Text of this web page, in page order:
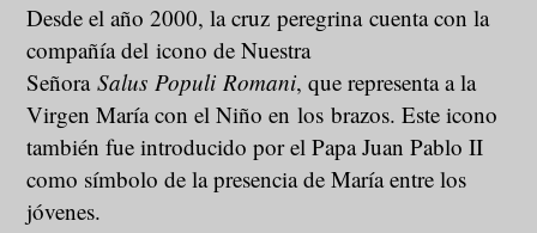
Desde el año 2000, la cruz peregrina cuenta con la
compañía del icono de Nuestra
SeñoraSalus Populi Romani, que representa a la
Virgen María con el Niño en los brazos. Este icono
también fue introducido por el Papa Juan Pablo II
como símbolo de la presencia de María entre los
jóvenes.